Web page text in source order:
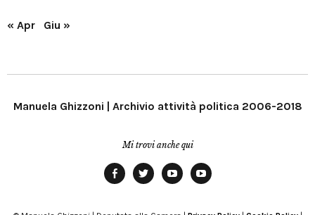
« Apr Giu »
Manuela Ghizzoni | Archivio attività politica 2006-2018
Mi trovi anche qui